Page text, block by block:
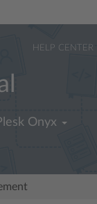
HELP CENTER
Onyx